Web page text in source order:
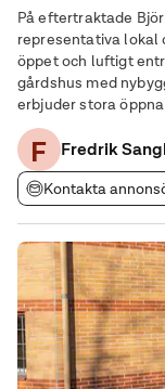
På eftertraktade
representativa lokal
öppet och luftigt
gårdshus med
erbjuder stora
efter behov. Lokalen är till större del belägen på bottenplan i
huset genom en
F Fredrik
Kontakta